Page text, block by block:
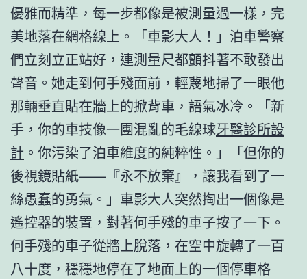
優雅而精準，每一步都像是被測量過一樣，完
美地落在網格線上。「車影大人！」泊車警察
們立刻立正站好，連測量尺都顫抖著不敢發出
聲音。她走到何手殘面前，輕蔑地掃了一眼他
那輛垂直貼在牆上的掀背車，語氣冰冷。「新
手，你的車技像一團混亂的毛線球牙醫診所設
計 。你污染了泊車維度的純粹性。」「但你的
後視鏡貼紙——『永不放棄』，讓我看到了一
絲愚蠢的勇氣。」車影大人突然掏出一個像是
遙控器的裝置，對著何手殘的車子按了一下。
何手殘的車子從牆上脫落，在空中旋轉了一百
八十度，穩穩地停在了地面上的一個停車格